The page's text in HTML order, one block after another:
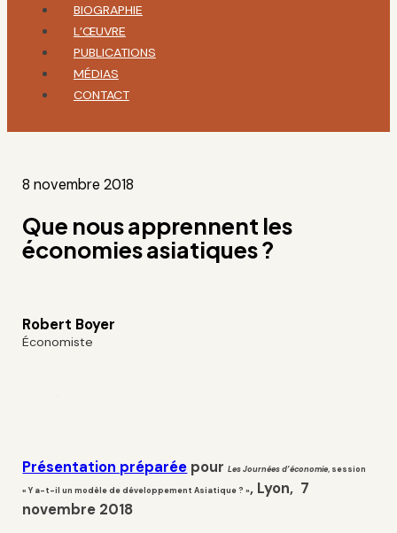
BIOGRAPHIE
L’ŒUVRE
PUBLICATIONS
MÉDIAS
CONTACT
8 novembre 2018
Que nous apprennent les
économies asiatiques ?
Robert Boyer
Économiste
Présentation préparée pourLes Journées d’économie, session
«Y a-t-il un modèle de développement Asiatique ?», Lyon, 7
novembre 2018